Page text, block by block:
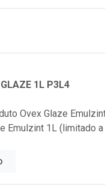
1L P3L4
Ovex Glaze
Emulzint 1L (limitado